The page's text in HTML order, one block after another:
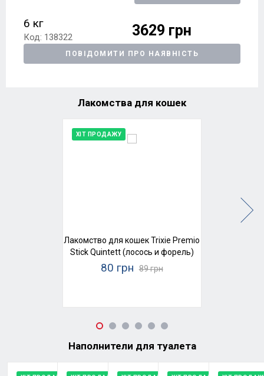
6 кг
Код: 138322 3629 грн
ПОВІДОМИТИ ПРО НАЯВНІСТЬ
Лакомства для кошек
ХІТ ПРОДАЖУ
Лакомство для кошек Trixie Premio
Stick Quintett (лосось и форель)
80 грн 89 грн
Наполнители для туалета